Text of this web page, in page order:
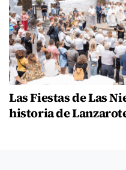
Las Fiestas de Las
historia de